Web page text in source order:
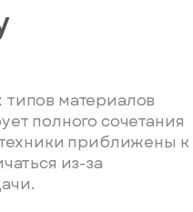
материалов
полного сочетания
приближены к
из-за